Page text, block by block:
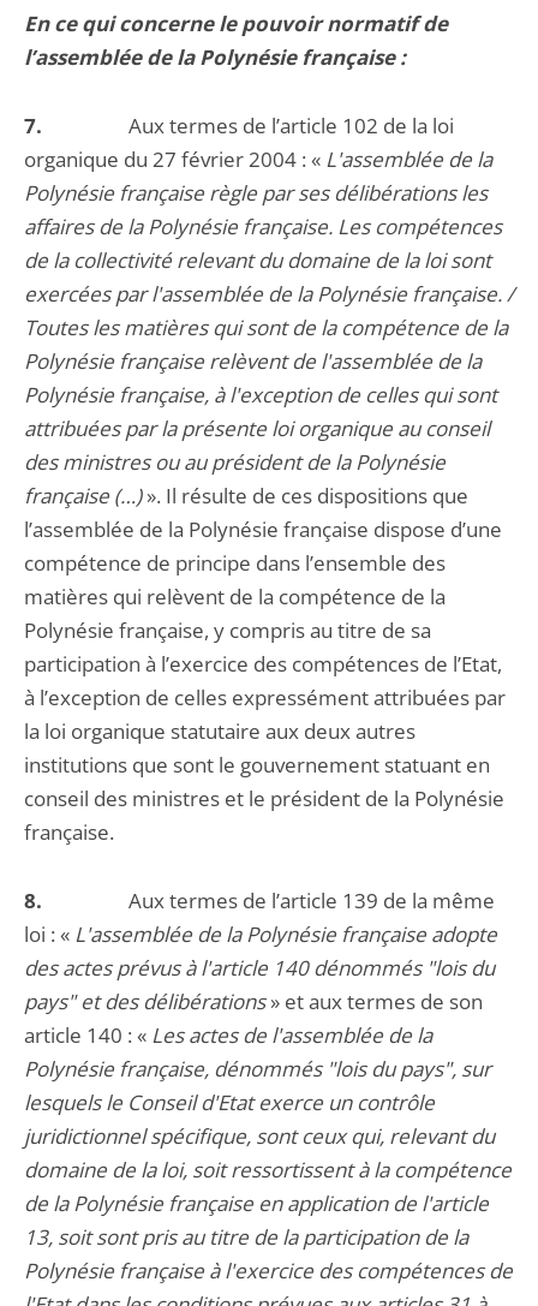
En ce qui concerne le pouvoir normatif de
l’assemblée de la Polynésie française :
7. Aux termes de l’article 102 de la loi
organique du 27 février 2004 : « L'assemblée de la
Polynésie française règle par ses délibérations les
affaires de la Polynésie française. Les compétences
de la collectivité relevant du domaine de la loi sont
exercées par l'assemblée de la Polynésie française. /
Toutes les matières qui sont de la compétence de la
Polynésie française relèvent de l'assemblée de la
Polynésie française, à l'exception de celles qui sont
attribuées par la présente loi organique au conseil
des ministres ou au président de la Polynésie
française (…)». Il résulte de ces dispositions que
l’assemblée de la Polynésie française dispose d’une
compétence de principe dans l’ensemble des
matières qui relèvent de la compétence de la
Polynésie française, y compris au titre de sa
participation à l’exercice des compétences de l’Etat,
à l’exception de celles expressément attribuées par
la loi organique statutaire aux deux autres
institutions que sont le gouvernement statuant en
conseil des ministres et le président de la Polynésie
française.
8. Aux termes de l’article 139 de la même
loi : « L'assemblée de la Polynésie française adopte
des actes prévus à l'article 140 dénommés "lois du
pays" et des délibérations» et aux termes de son
article 140 : « Les actes de l'assemblée de la
Polynésie française, dénommés "lois du pays", sur
lesquels le Conseil d'Etat exerce un contrôle
juridictionnel spécifique, sont ceux qui, relevant du
domaine de la loi, soit ressortissent à la compétence
de la Polynésie française en application de l'article
13, soit sont pris au titre de la participation de la
Polynésie française à l'exercice des compétences de